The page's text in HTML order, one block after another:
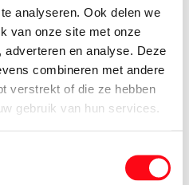
analyseren. Ook delen we
van onze site met onze
en analyse. Deze
combineren met andere
verstrekt of die ze hebben
gebruik van hun services.
1 Laags
2 Laags